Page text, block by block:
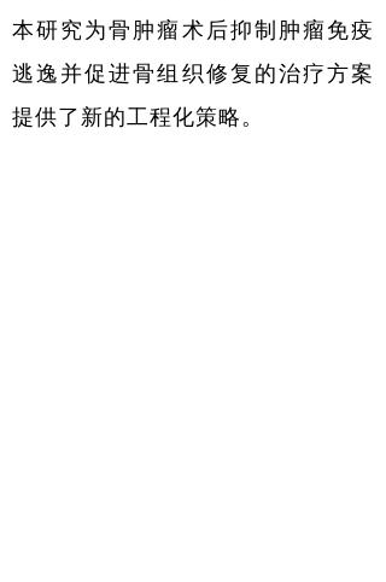
本研究为骨肿瘤术后抑制肿瘤免疫
逃逸并促进骨组织修复的治疗方案
提供了新的工程化策略。